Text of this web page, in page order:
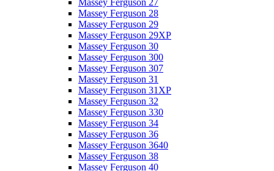
Massey Ferguson 27
Massey Ferguson 28
Massey Ferguson 29
Massey Ferguson 29XP
Massey Ferguson 30
Massey Ferguson 300
Massey Ferguson 307
Massey Ferguson 31
Massey Ferguson 31XP
Massey Ferguson 32
Massey Ferguson 330
Massey Ferguson 34
Massey Ferguson 36
Massey Ferguson 3640
Massey Ferguson 38
Massey Ferguson 40